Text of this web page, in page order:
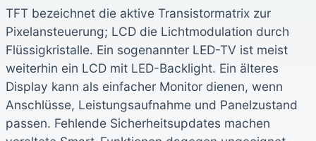
TFT bezeichnet die aktive Transistormatrix zur
Pixelansteuerung; LCD die Lichtmodulation durch
Flüssigkristalle. Ein sogenannter LED-TV ist meist
weiterhin ein LCD mit LED-Backlight. Ein älteres
Display kann als einfacher Monitor dienen, wenn
Anschlüsse, Leistungsaufnahme und Panelzustand
passen. Fehlende Sicherheitsupdates machen